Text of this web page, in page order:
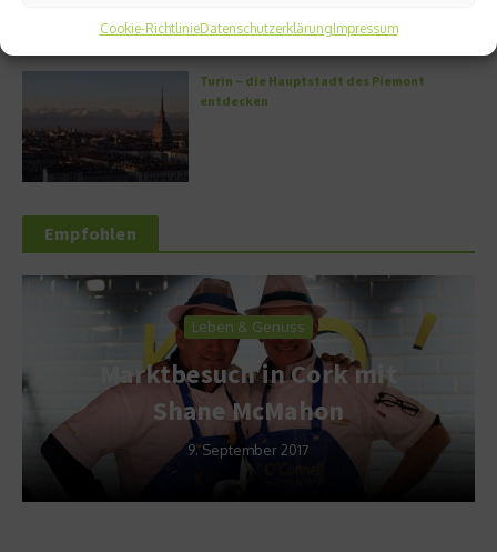
Cookie-RichtlinieDatenschutzerklärungImpressum
Turin – die Hauptstadt des Piemont
entdecken
Empfohlen
Leben & Genuss
Marktbesuch in Cork mit
Shane McMahon
9. September 2017